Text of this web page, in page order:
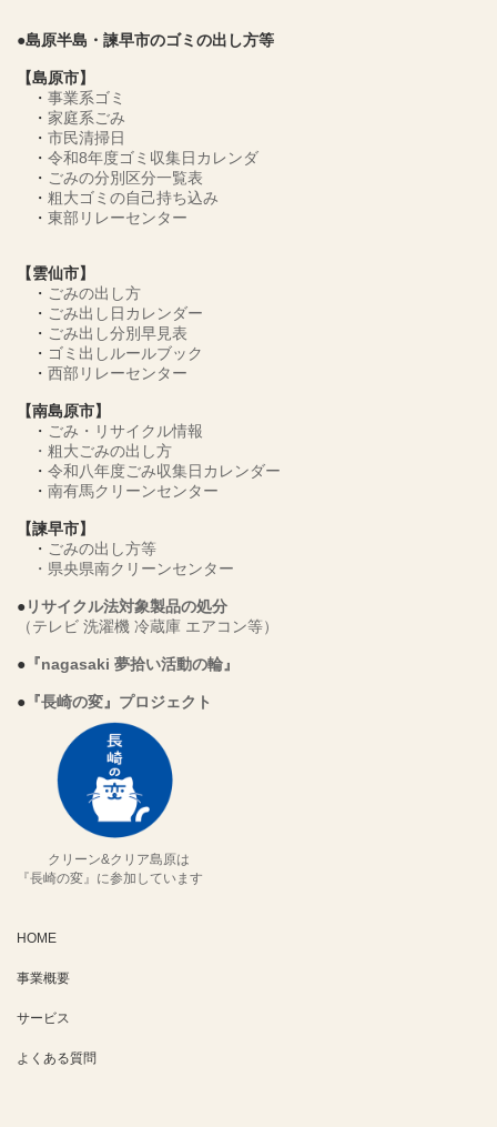
●島原半島・諫早市のゴミの出し方等
【島原市】
・ 事業系ゴミ
・ 家庭系ごみ
・ 市民清掃日
・ 令和8年度ゴミ収集日カレンダ
・ ごみの分別区分一覧表
・ 粗大ゴミの自己持ち込み
・ 東部リレーセンター
【雲仙市】
・ ごみの出し方
・ ごみ出し日カレンダー
・ ごみ出し分別早見表
・ ゴミ出しルールブック
・ 西部リレーセンター
【南島原市】
・ ごみ・リサイクル情報
・ 粗大ごみの出し方
・ 令和八年度ごみ収集日カレンダー
・ 南有馬クリーンセンター
【諫早市】
・ ごみの出し方等
・ 県央県南クリーンセンター
●リサイクル法対象製品の処分
（テレビ 洗濯機 冷蔵庫 エアコン等）
● 『nagasaki 夢拾い活動の輪』
● 『長崎の変』プロジェクト
クリーン&クリア島原は
『長崎の変』に参加しています
HOME
事業概要
サービス
よくある質問